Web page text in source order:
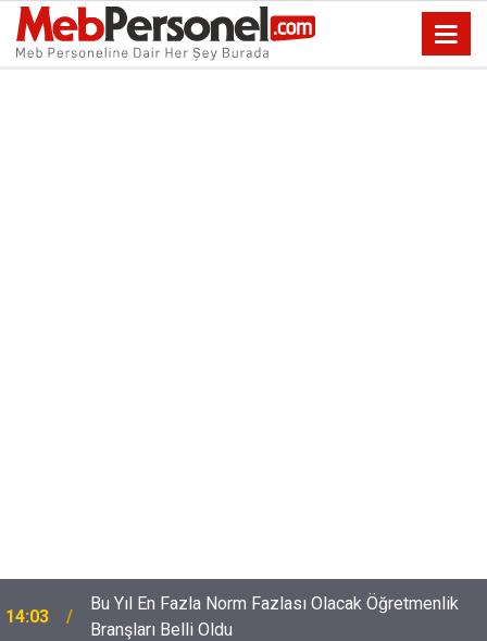
14:03
Bu Yıl En Fazla Norm Fazlası Olacak Öğretmenlik
Branşları Belli Oldu